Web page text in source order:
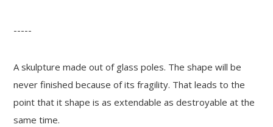
-----
A skulpture made out of glass poles. The shape will be
never finished because of its fragility. That leads to the
point that it shape is as extendable as destroyable at the
same time.